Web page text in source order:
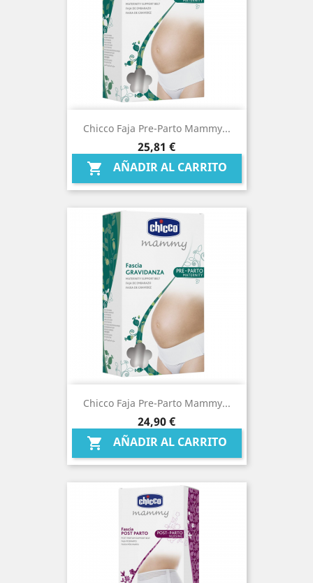
Chicco Faja Pre-Parto Mammy...
Precio
25,81 €
 AÑADIR AL CARRITO
Chicco Faja Pre-Parto Mammy...
Precio
24,90 €
 AÑADIR AL CARRITO